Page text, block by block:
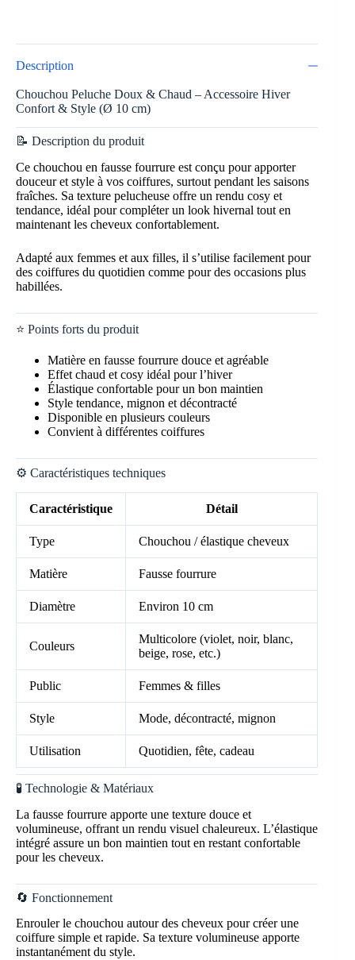
Description
Chouchou Peluche Doux & Chaud – Accessoire Hiver
Confort & Style (Ø 10 cm)
📝 Description du produit
Ce chouchou en fausse fourrure est conçu pour apporter
douceur et style à vos coiffures, surtout pendant les saisons
fraîches. Sa texture pelucheuse offre un rendu cosy et
tendance, idéal pour compléter un look hivernal tout en
maintenant les cheveux confortablement.
Adapté aux femmes et aux filles, il s’utilise facilement pour
des coiffures du quotidien comme pour des occasions plus
habillées.
⭐ Points forts du produit
Matière en fausse fourrure douce et agréable
Effet chaud et cosy idéal pour l’hiver
Élastique confortable pour un bon maintien
Style tendance, mignon et décontracté
Disponible en plusieurs couleurs
Convient à différentes coiffures
⚙️ Caractéristiques techniques
Caractéristique Détail
Type Chouchou / élastique cheveux
Matière Fausse fourrure
Diamètre Environ 10 cm
Couleurs
Multicolore (violet, noir, blanc,
beige, rose, etc.)
Public Femmes & filles
Style Mode, décontracté, mignon
Utilisation Quotidien, fête, cadeau
🧪 Technologie & Matériaux
La fausse fourrure apporte une texture douce et
volumineuse, offrant un rendu visuel chaleureux. L’élastique
intégré assure un bon maintien tout en restant confortable
pour les cheveux.
🔄 Fonctionnement
Enrouler le chouchou autour des cheveux pour créer une
coiffure simple et rapide. Sa texture volumineuse apporte
instantanément du style.